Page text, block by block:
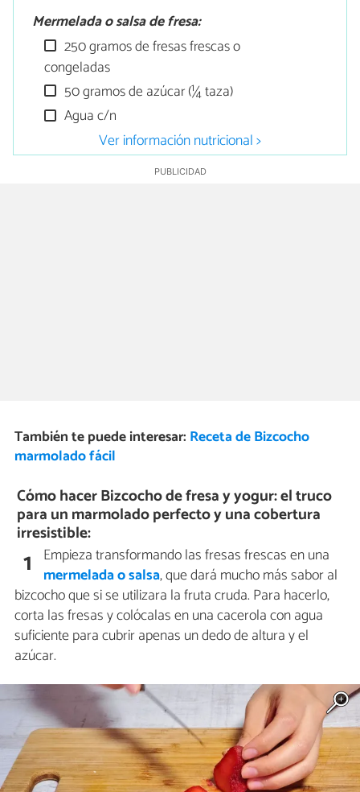
Mermelada o salsa de fresa:
250 gramos de fresas frescas o
congeladas
50 gramos de azúcar (¼ taza)
Agua c/n
Ver información nutricional >
También te puede interesar: Receta de Bizcocho
marmolado fácil
Cómo hacer Bizcocho de fresa y yogur: el truco
para un marmolado perfecto y una cobertura
irresistible:
1 Empieza transformando las fresas frescas en una
mermelada o salsa, que dará mucho más sabor al
bizcocho que si se utilizara la fruta cruda. Para hacerlo,
corta las fresas y colócalas en una cacerola con agua
suficiente para cubrir apenas un dedo de altura y el
azúcar.